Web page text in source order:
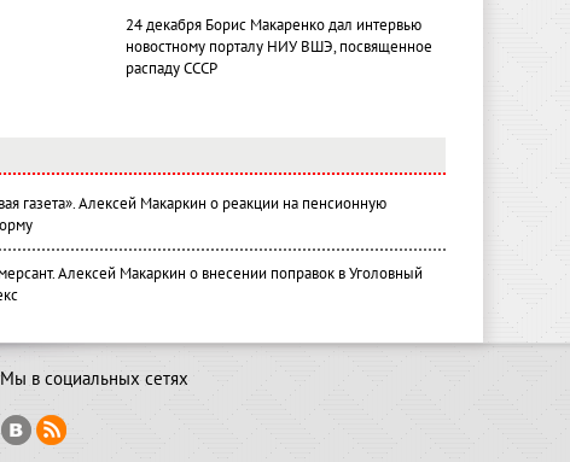
24 декабря Борис Макаренко дал интервью
новостному порталу НИУ ВШЭ, посвященное
распаду СССР
газета». Алексей Макаркин о реакции на пенсионную
Алексей Макаркин о внесении поправок в Уголовный
Мы в социальных сетях